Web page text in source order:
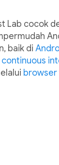
Lab cocok
baik di
continuous
browser